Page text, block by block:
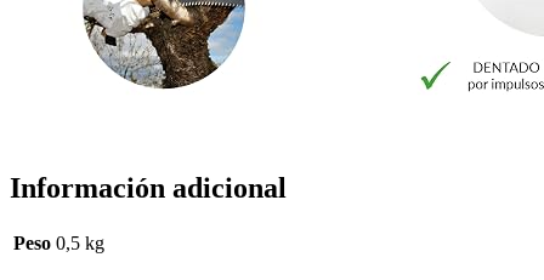
Información adicional
Peso 0,5 kg